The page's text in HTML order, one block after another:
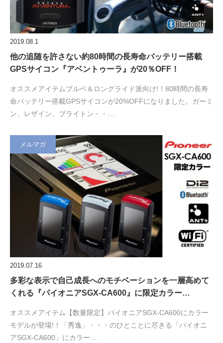
2019.08.1
他の追随を許さない約80時間の長寿命バッテリー搭載
GPSサイコン『アベントゥーラ』が20％OFF！
オススメアイテムブルベ＆ロングライド派向け!！80時間の長寿
命バッテリー搭載GPSサイコンが20%OFFになりました。ガーミ
ン、レザイン、ブライトン・・…
メルマガ
2019.07.16
多彩な表示で自己成長へのモチベーションを一層高めて
くれる『パイオニアSGX-CA600』に限定カラー…
オススメアイテム【数量限定】パイオニアSGX-CA600にカラー
モデルが登場!！「秀逸」・・・のひとことに尽きる「パイオニ
アSGX-CA600」にカラー…